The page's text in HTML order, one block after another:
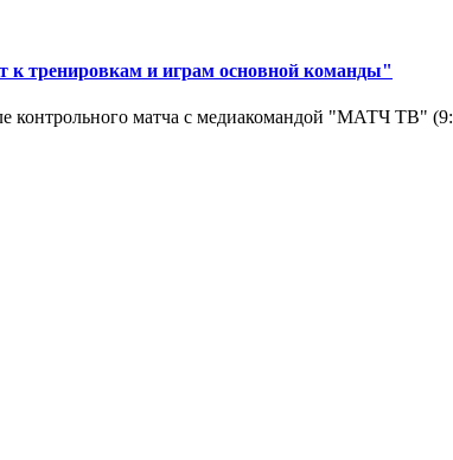
тренировкам и играм основной команды"
контрольного матча с медиакомандой "МАТЧ ТВ"